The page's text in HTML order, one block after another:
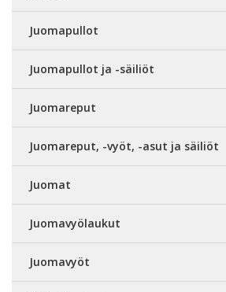
Juomapullot
Juomapullot ja -säiliöt
Juomareput
Juomareput, -vyöt, -asut ja säiliöt
Juomat
Juomavyölaukut
Juomavyöt